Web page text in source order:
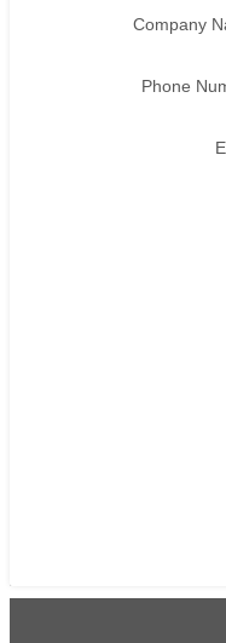
Company
Phone